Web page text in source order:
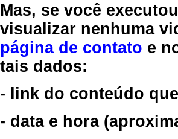
Mas, se você
visualizar nenhuma
página de contato e
tais dados:
- link do conteúdo
- data e hora